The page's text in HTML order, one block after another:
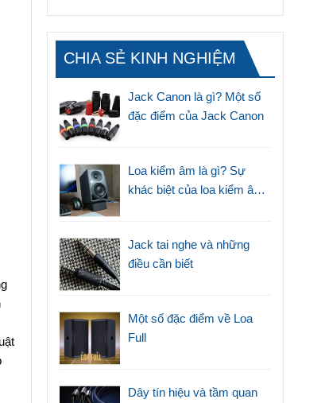
CHIA SẺ KINH NGHIỆM
Jack Canon là gì? Một số
đặc điểm của Jack Canon
Loa kiểm âm là gì? Sự
khác biệt của loa kiểm âm
Jack tai nghe và những
điều cần biết
Một số đặc điểm về Loa
Full
Dây tín hiệu và tầm quan